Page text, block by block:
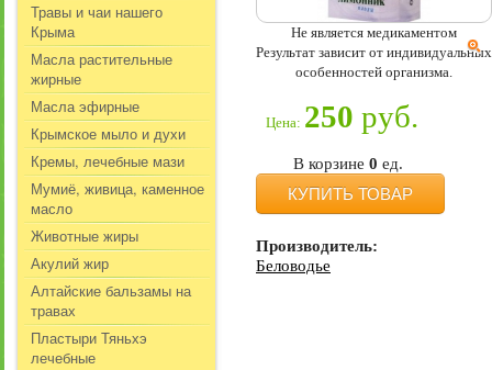
Травы и чаи нашего
Крыма
Масла растительные
жирные
Масла эфирные
Крымское мыло и духи
Кремы, лечебные мази
Мумиё, живица, каменное
масло
Животные жиры
Акулий жир
Алтайские бальзамы на
травах
Пластыри Тяньхэ
лечебные
Не является медикаментом
Результат зависит от индивидуальных
особенностей организма.
Цена: 250 руб.
В корзине 0 ед.
КУПИТЬ ТОВАР
Производитель:
Беловодье